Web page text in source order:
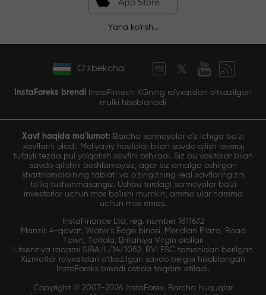
Yana ko'rish...
O'zbekcha
InstaForeks brendi InstaFintech KGning ro'yxatdan o'tkazilgan
mulki hisoblanadi
Xavf haqida ma'lumot: Barcha sarmoyalar o'z ichiga ba'zi
xavflarni oladi. Moliyaviy hosilalar bilan savdo qilish leveraj
tufayli tezda pul yo'qotish xavfini oshiradi. Siz bu vositalar bilan
savdo qilishni boshlamaysiz, agar siz amalga oshirgan
shartnomalarning tabiati va o'zingizning real xavflaringizni
to'liq tushunmasangiz. Ushbu turdagi sarmoyalar ba'zi
investorlar uchun mos bo'lishi mumkin, ammo ular hamma
uchun mos emas.
InstaFinance Ltd, reg. number 1811672
Manzil: 4-qavat, Water's Edge binosi, Meridian Plaza, Road
Town, Tortola, Britaniya Virgin orollari
Litsenziya raqami SIBA/L/14/1082, BVI FSC tomonidan berilgan
Xizmatlar ro'yxatdan o'tkazilgan savdo belgisi hisoblangan
InstaForeks brendi ostida taqdim etiladi.
Copyright © 2007-2026 InstaForex. Barcha huquqlar